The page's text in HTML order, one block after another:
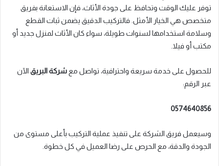
توفر عليك الوقت وتحافظ على جودة الأثاث، فإن الاستعانة بفريق
متخصص هي الخيار الأمثل. فالتركيب الدقيق يضمن ثبات القطع
وسلامة استخدامها لسنوات طويلة، سواء كان الأثاث لمنزل جديد أو
مكتب أو فيلا.
للحصول على خدمة سريعة واحترافية، تواصل مع شركة البريق الآن
عبر الرقم:
0574640856
وسيعمل فريق الشركة على تنفيذ عملية التركيب بأعلى مستوى من
الجودة والدقة، مع الحرص على رضا العميل في كل خطوة.